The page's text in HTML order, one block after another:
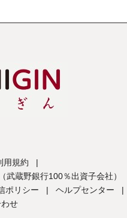
用規約
|
武蔵野銀行100％出資子会社）
ポリシー | ヘルプセンター
|
せ